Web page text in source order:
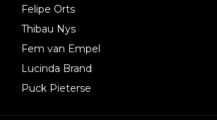
Felipe Orts
Thibau Nys
Fem van Empel
Lucinda Brand
Puck Pieterse